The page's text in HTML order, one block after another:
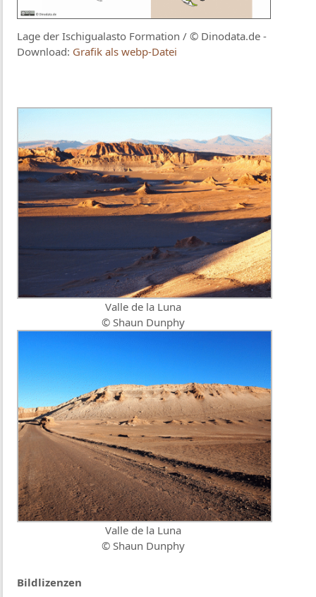
Lage der Ischigualasto Formation / © Dinodata.de -
Download: Grafik als webp-Datei
Valle de la Luna
© Shaun Dunphy
Valle de la Luna
© Shaun Dunphy
Bildlizenzen